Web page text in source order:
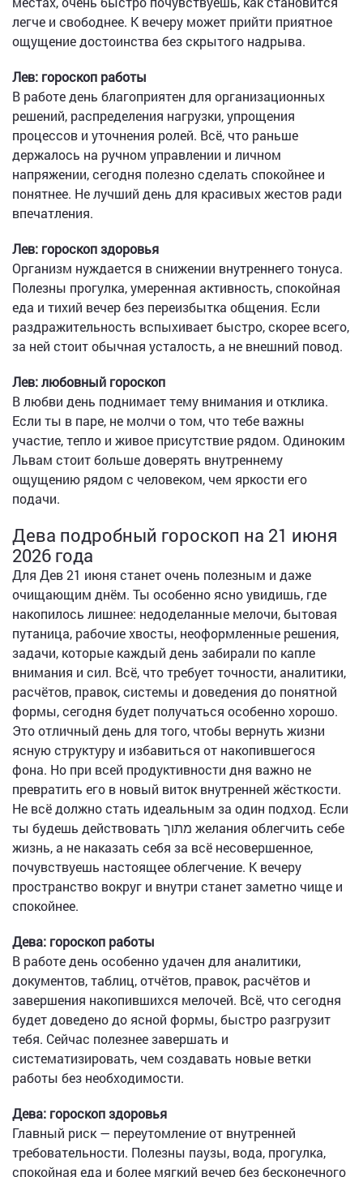
легче и свободнее. К вечеру может прийти приятное
ощущение достоинства без скрытого надрыва.
Лев: гороскоп работы
В работе день благоприятен для организационных
решений, распределения нагрузки, упрощения
процессов и уточнения ролей. Всё, что раньше
держалось на ручном управлении и личном
напряжении, сегодня полезно сделать спокойнее и
понятнее. Не лучший день для красивых жестов ради
впечатления.
Лев: гороскоп здоровья
Организм нуждается в снижении внутреннего тонуса.
Полезны прогулка, умеренная активность, спокойная
еда и тихий вечер без переизбытка общения. Если
раздражительность вспыхивает быстро, скорее всего,
за ней стоит обычная усталость, а не внешний повод.
Лев: любовный гороскоп
В любви день поднимает тему внимания и отклика.
Если ты в паре, не молчи о том, что тебе важны
участие, тепло и живое присутствие рядом. Одиноким
Львам стоит больше доверять внутреннему
ощущению рядом с человеком, чем яркости его
подачи.
Дева подробный гороскоп на 21 июня
2026 года
Для Дев 21 июня станет очень полезным и даже
очищающим днём. Ты особенно ясно увидишь, где
накопилось лишнее: недоделанные мелочи, бытовая
путаница, рабочие хвосты, неоформленные решения,
задачи, которые каждый день забирали по капле
внимания и сил. Всё, что требует точности, аналитики,
расчётов, правок, системы и доведения до понятной
формы, сегодня будет получаться особенно хорошо.
Это отличный день для того, чтобы вернуть жизни
ясную структуру и избавиться от накопившегося
фона. Но при всей продуктивности дня важно не
превратить его в новый виток внутренней жёсткости.
Не всё должно стать идеальным за один подход. Если
ты будешь действовать מתוך желания облегчить себе
жизнь, а не наказать себя за всё несовершенное,
почувствуешь настоящее облегчение. К вечеру
пространство вокруг и внутри станет заметно чище и
спокойнее.
Дева: гороскоп работы
В работе день особенно удачен для аналитики,
документов, таблиц, отчётов, правок, расчётов и
завершения накопившихся мелочей. Всё, что сегодня
будет доведено до ясной формы, быстро разгрузит
тебя. Сейчас полезнее завершать и
систематизировать, чем создавать новые ветки
работы без необходимости.
Дева: гороскоп здоровья
Главный риск — переутомление от внутренней
требовательности. Полезны паузы, вода, прогулка,
спокойная еда и более мягкий вечер без бесконечного